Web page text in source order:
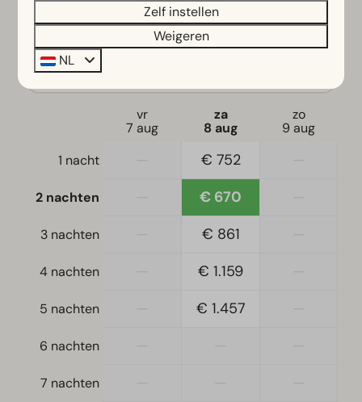
Koelvriescombinatie(s)
Vaatwasser(s)
Waterkoker
Ligging
Slaapkamer
Eenpersoonsdekbedden en kussens
Tweepersoonsbed(den): 2
Toegankelijkheid
Woonkamer
2 gasten
za 08-08-2026
vr
7 aug
za
8 aug
zo
9 aug
1 nacht
€ 752
2 nachten € 670
3 nachten € 861
4 nachten € 1.159
5 nachten € 1.457
6 nachten
7 nachten
Zelf instellen
Weigeren
NL